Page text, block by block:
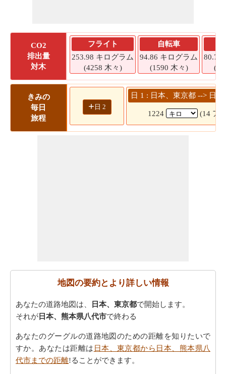
CO2
排出量
対木
フライト
253.98 キログラム
(4258 木々)
自転車
94.86 キログラム
(1590 木々)
80.78
きみの
毎日
旅程
+ 日 2
日 1 : 日本、東京都 --> 日
1224 (14 ア
地図の要約とより詳しい情報
あなたの道路地図は、 日本、東京都で開始します。
それが 日本、熊本県八代市で終わる
あなたのグーグルの道路地図のための距離を知りたいで
すか。あなたは距離は 日本、東京都から日本、熊本県八
代市までの距離!ることができます。